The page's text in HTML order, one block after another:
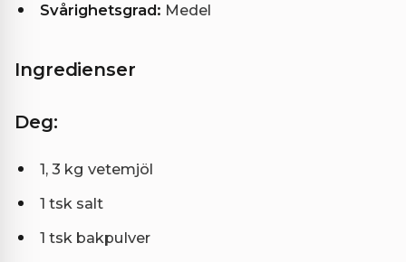
Svårighetsgrad: Medel
Ingredienser
Deg:
1, 3 kg vetemjöl
1 tsk salt
1 tsk bakpulver